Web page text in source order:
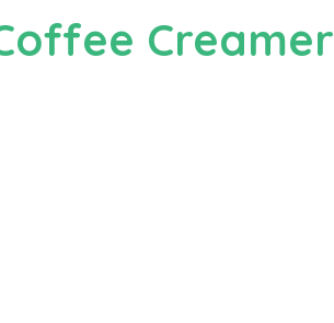
Creamer